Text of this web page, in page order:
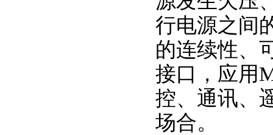
行电源之间
的连续性、
接口，应用
控、通讯、
场合。